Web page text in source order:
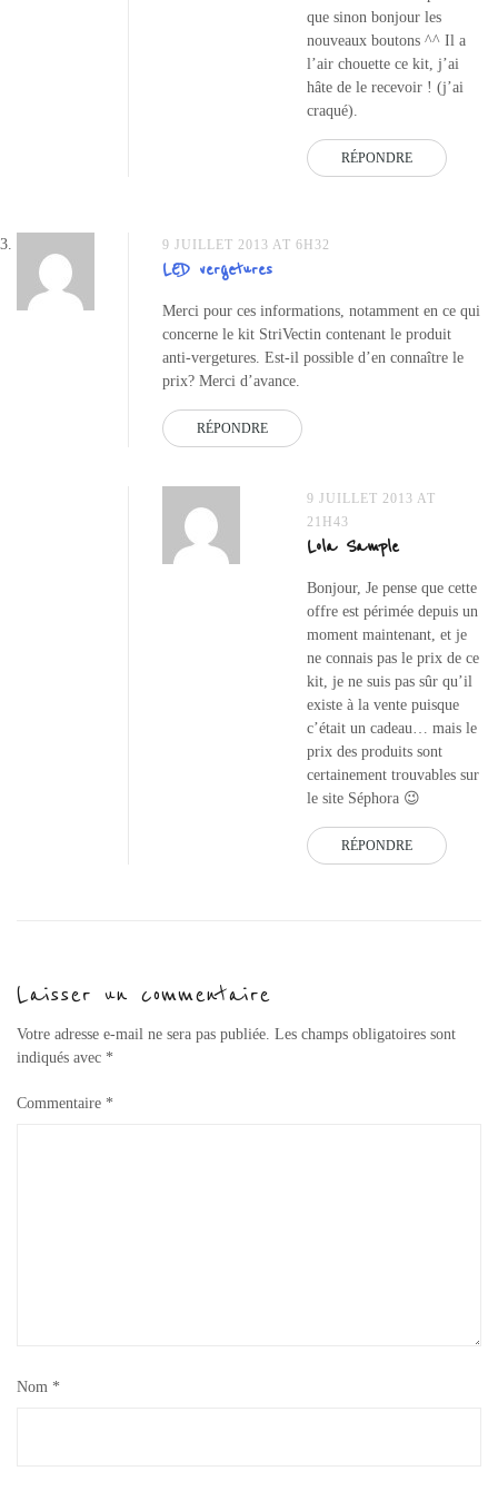
que sinon bonjour les
nouveaux boutons ^^ Il a
l’air chouette ce kit, j’ai
hâte de le recevoir ! (j’ai
craqué).
RÉPONDRE
9 JUILLET 2013 AT 6H32
LED vergetures
Merci pour ces informations, notamment en ce qui
concerne le kit StriVectin contenant le produit
anti-vergetures. Est-il possible d’en connaître le
prix? Merci d’avance.
RÉPONDRE
9 JUILLET 2013 AT
21H43
Lola Sample
Bonjour, Je pense que cette
offre est périmée depuis un
moment maintenant, et je
ne connais pas le prix de ce
kit, je ne suis pas sûr qu’il
existe à la vente puisque
c’était un cadeau… mais le
prix des produits sont
certainement trouvables sur
le site Séphora 😉
RÉPONDRE
Laisser un commentaire
Votre adresse e-mail ne sera pas publiée. Les champs obligatoires sont
indiqués avec *
Commentaire *
Nom *